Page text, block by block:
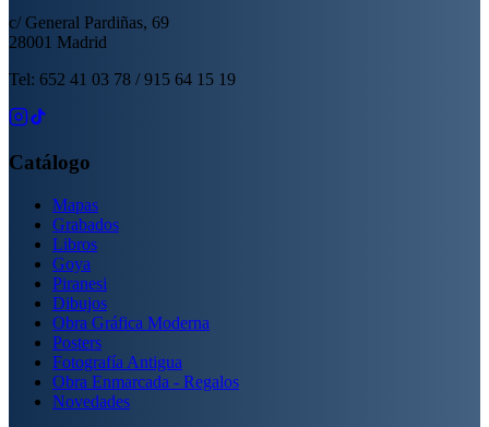
c/ General Pardiñas, 69
28001 Madrid
Tel: 652 41 03 78 / 915 64 15 19
Catálogo
Mapas
Grabados
Libros
Goya
Piranesi
Dibujos
Obra Gráfica Moderna
Posters
Fotografía Antigua
Obra Enmarcada - Regalos
Novedades